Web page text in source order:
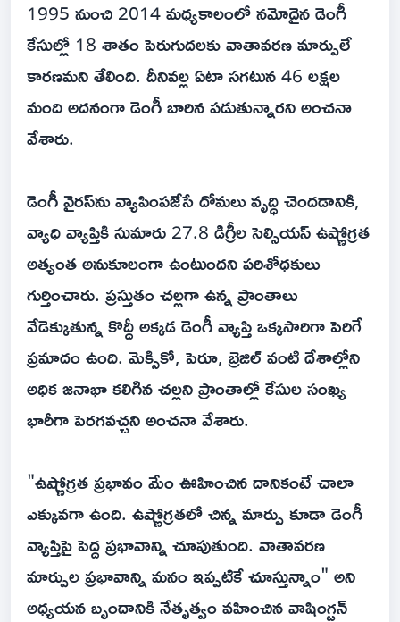
1995 నుంచి 2014 మధ్యకాలంలో నమోదైన డెంగీ
కేసుల్లో 18 శాతం పెరుగుదలకు వాతావరణ మార్పులే
కారణమని తేలింది. దీనివల్ల ఏటా సగటున 46 లక్షల
మంది అదనంగా డెంగీ బారిన పడుతున్నారని అంచనా
వేశారు.
డెంగీ వైరస్‌ను వ్యాపింపజేసే దోమలు వృద్ధి చెందడానికి,
వ్యాధి వ్యాప్తికి సుమారు 27.8 డిగ్రీల సెల్సియస్ ఉష్ణోగ్రత
అత్యంత అనుకూలంగా ఉంటుందని పరిశోధకులు
గుర్తించారు. ప్రస్తుతం చల్లగా ఉన్న ప్రాంతాలు
వేడెక్కుతున్న కొద్దీ అక్కడ డెంగీ వ్యాప్తి ఒక్కసారిగా పెరిగే
ప్రమాదం ఉంది. మెక్సికో, పెరూ, బ్రెజిల్ వంటి దేశాల్లోని
అధిక జనాభా కలిగిన చల్లని ప్రాంతాల్లో కేసుల సంఖ్య
భారీగా పెరగవచ్చని అంచనా వేశారు.
"ఉష్ణోగ్రత ప్రభావం మేం ఊహించిన దానికంటే చాలా
ఎక్కువగా ఉంది. ఉష్ణోగ్రతలో చిన్న మార్పు కూడా డెంగీ
వ్యాప్తిపై పెద్ద ప్రభావాన్ని చూపుతుంది. వాతావరణ
మార్పుల ప్రభావాన్ని మనం ఇప్పటికే చూస్తున్నాం" అని
అధ్యయన బృందానికి నేతృత్వం వహించిన వాషింగ్టన్